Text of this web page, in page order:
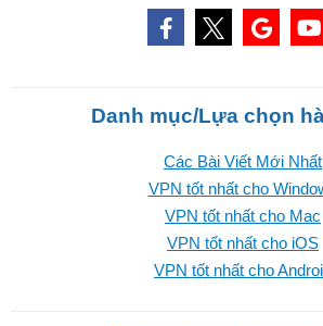
Danh mục/Lựa chọn
Các Bài Viết Mới Nhất
VPN tốt nhất cho
VPN tốt nhất cho Mac
VPN tốt nhất cho iOS
VPN tốt nhất cho